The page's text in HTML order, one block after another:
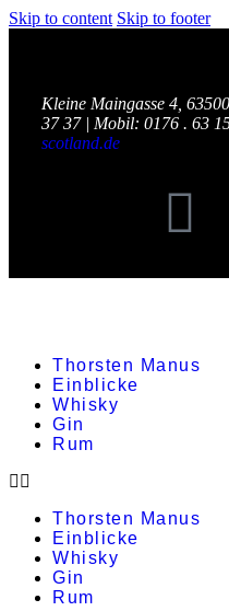
Skip to content Skip to footer
Kleine Maingasse 4,
37 37 | Mobil: 0176 . 63
scotland.de
Thorsten Manus
Einblicke
Whisky
Gin
Rum
Thorsten Manus
Einblicke
Whisky
Gin
Rum